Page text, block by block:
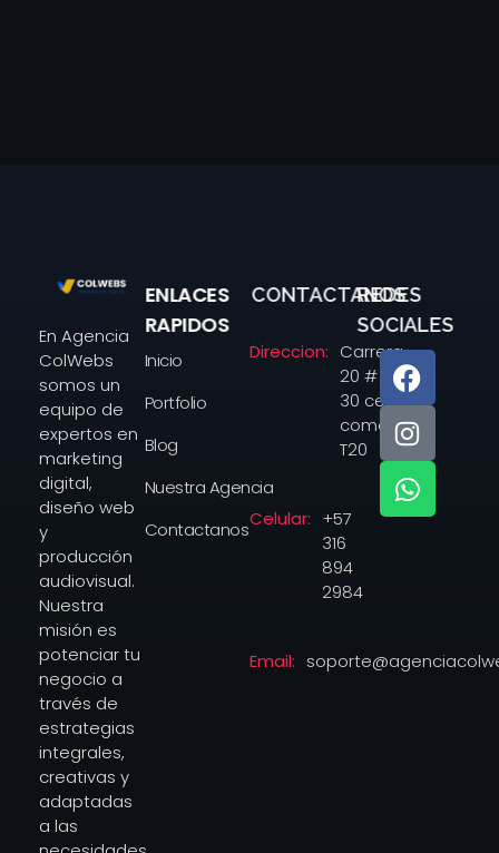
En Agencia
ColWebs
somos un
equipo de
expertos en
marketing
digital,
diseño web
y
producción
audiovisual.
Nuestra
misión es
potenciar tu
negocio a
través de
estrategias
integrales,
creativas y
adaptadas
a las
ENLACES
RAPIDOS
Inicio
Portfolio
Blog
Nuestra Agencia
Contactanos
CONTACTANOS
Direccion: Carrera
20 # 14-
30 centro
comercial
T20
Celular: +57
316
894
2984
Email:
REDES
SOCIALES